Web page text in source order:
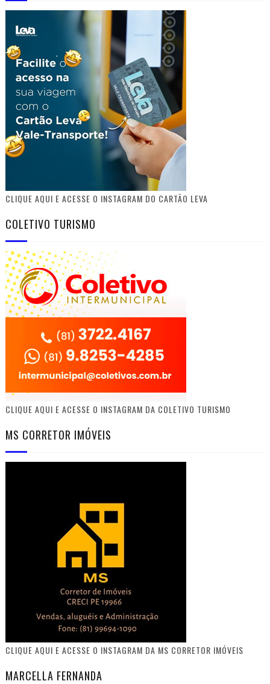
CLIQUE AQUI E ACESSE O INSTAGRAM DO CARTÃO LEVA
COLETIVO TURISMO
CLIQUE AQUI E ACESSE O INSTAGRAM DA COLETIVO TURISMO
MS CORRETOR IMÓVEIS
CLIQUE AQUI E ACESSE O INSTAGRAM DA MS CORRETOR IMÓVEIS
MARCELLA FERNANDA